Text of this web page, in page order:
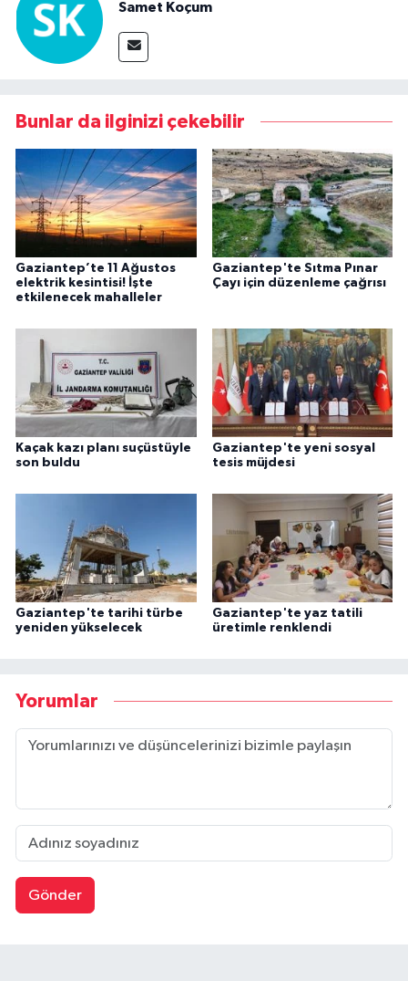
Samet Koçum
Bunlar da ilginizi çekebilir
Gaziantep’te 11 Ağustos
elektrik kesintisi! İşte
etkilenecek mahalleler
Gaziantep'te Sıtma Pınar
Çayı için düzenleme çağrısı
Kaçak kazı planı suçüstüyle
son buldu
Gaziantep'te yeni sosyal
tesis müjdesi
Gaziantep'te tarihi türbe
yeniden yükselecek
Gaziantep'te yaz tatili
üretimle renklendi
Yorumlar
Gönder